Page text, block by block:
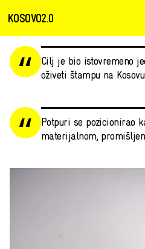
KOSOVO2.0
Cilj je bio istovremeno
oživeti štampu na
Potpuri se pozicionirao
materijalnom,